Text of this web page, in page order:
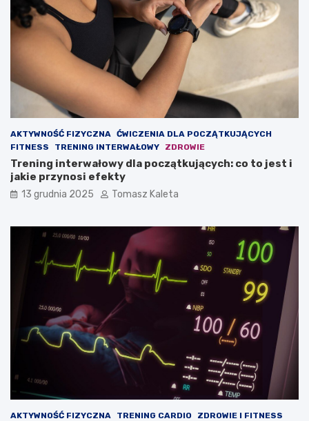
ć
m
m
n
i
o
w
ą
u
i
AKTYWNOŚĆ FIZYCZNA ĆWICZENIA DLA POCZĄTKUJĄCYCH
FITNESS
TRENING INTERWAŁOWY ZDROWIE
Trening interwałowy dla początkujących: co to jest i
jakie przynosi efekty
13 grudnia 2025 Tomasz Kaleta
AKTYWNOŚĆ FIZYCZNA TRENING CARDIO ZDROWIE I FITNESS